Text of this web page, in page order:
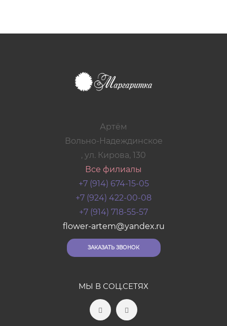
Артём
Вольно-Надеждинское
, ул. Кирова, 130
Все филиалы
+7 (914) 674-15-05
+7 (924) 422-00-08
+7 (914) 718-55-57
flower-artem@yandex.ru
ЗАКАЗАТЬ ЗВОНОК
МЫ В СОЦ.СЕТЯХ